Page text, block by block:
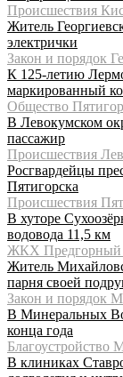
Происшествия
Житель
электрички
Закон и порядок
К 125-летию
маркированный
Общество
В Левокумском
пассажир
Происшествия
Росгвардейцы
Пятигорска
Происшествия
В хуторе
водовода 11,5 км
ЖКХ Предгорный
Житель
парня своей
Закон и порядок
В Минеральных
конца года
Благоустройство
В клиниках